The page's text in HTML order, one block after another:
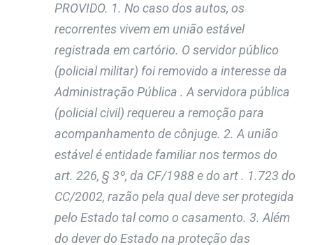
PROVIDO. 1. No caso dos autos, os
recorrentes vivem em união estável
registrada em cartório. O servidor público
(policial militar) foi removido a interesse da
Administração Pública . A servidora pública
(policial civil) requereu a remoção para
acompanhamento de cônjuge. 2. A união
estável é entidade familiar nos termos do
art. 226, § 3º, da CF/1988 e do art . 1.723 do
CC/2002, razão pela qual deve ser protegida
pelo Estado tal como o casamento. 3. Além
do dever do Estado na proteção das